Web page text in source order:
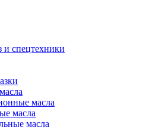
и спецтехники
масла
масла
масла